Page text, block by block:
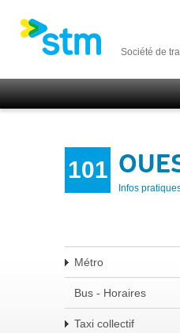
Société de
101
Infos
Métro
Bus - Horaires
Taxi collectif